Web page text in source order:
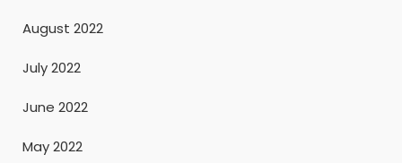
August 2022
July 2022
June 2022
May 2022